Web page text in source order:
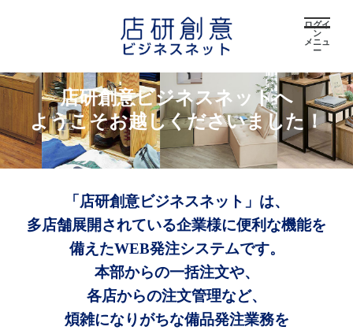
ログイ
ン
メニュ
ー
店研創意ビジネスネットへ
ようこそお越しくださいました！
「店研創意ビジネスネット」は、
多店舗展開されている企業様に便利な機能を
備えたWEB発注システムです。
本部からの一括注文や、
各店からの注文管理など、
煩雑になりがちな備品発注業務を